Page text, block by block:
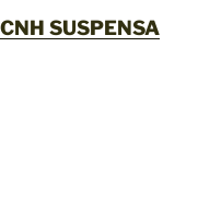
SUSPENSA